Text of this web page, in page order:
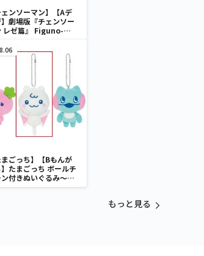
ェンソーマン】【Aデ
劇場版『チェンソー
レゼ篇』 Figuno-
MAN＆BOMB-
まごっち】【Bもんが
】たまごっち ボールチ
付きぬいぐるみ～
Paradise～
もっと見る